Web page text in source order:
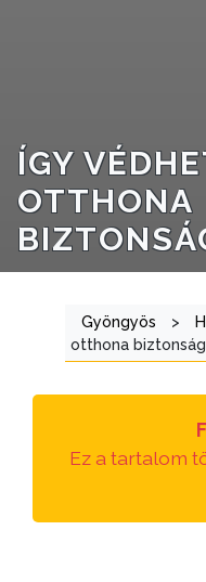
ÍGY
OTTHONA
Gyöngyös >
otthona
Ez a tartalom